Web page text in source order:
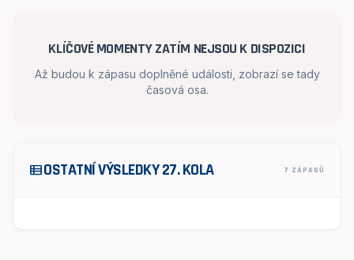
KLÍČOVÉ MOMENTY ZATÍM NEJSOU K DISPOZICI
Až budou k zápasu doplněné události, zobrazí se tady
časová osa.
view_listOSTATNÍ VÝSLEDKY 27. KOLA 7 ZÁPASŮ